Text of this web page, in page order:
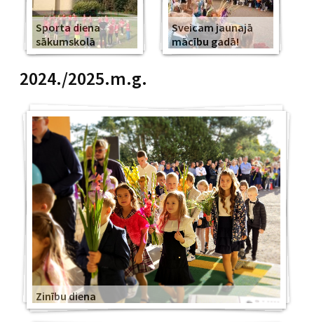
Sporta diena
sākumskolā
Sveicam jaunajā
mācību gadā!
2024./2025.m.g.
Zinību diena